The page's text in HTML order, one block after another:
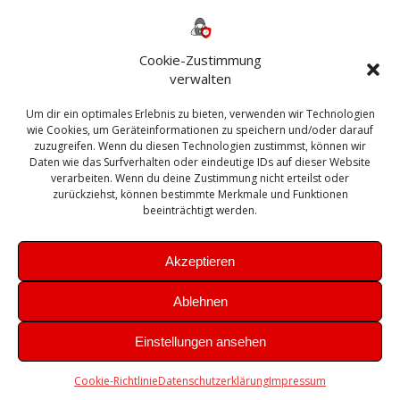
Cookie-Zustimmung
verwalten
Um dir ein optimales Erlebnis zu bieten, verwenden wir Technologien
wie Cookies, um Geräteinformationen zu speichern und/oder darauf
zuzugreifen. Wenn du diesen Technologien zustimmst, können wir
Daten wie das Surfverhalten oder eindeutige IDs auf dieser Website
verarbeiten. Wenn du deine Zustimmung nicht erteilst oder
zurückziehst, können bestimmte Merkmale und Funktionen
beeinträchtigt werden.
Akzeptieren
Ablehnen
Einstellungen ansehen
Cookie-RichtlinieDatenschutzerklärungImpressum
Bautagebuch
Exchange firewall Fritzbox
Microsoft
Sanierung SBS Security Server Sicherheit
Sicherung SIEM Sophos SSL Ubuntu
Update Upgrade UTM VCenter VCSA Veeam
VMWare VPN WAZUH Windows
Zertifikat
Theme